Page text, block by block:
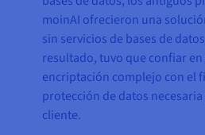
moinAI ofrecieron una
sin servicios de bases de
resultado, tuvo que confiar
encriptación complejo con el
protección de datos
cliente.